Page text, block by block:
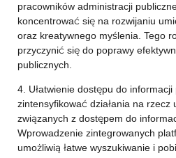
pracowników administracji
koncentrować się na rozwijaniu
oraz kreatywnego myślenia. Tego
przyczynić się do poprawy
publicznych.
4. Ułatwienie dostępu do
zintensyfikować działania na rzecz
związanych z dostępem do
Wprowadzenie zintegrowanych
umożliwią łatwe wyszukiwanie i